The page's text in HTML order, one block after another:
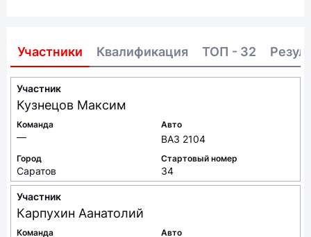
Участники Квалификация ТОП - 32
Участник
Кузнецов Максим
Команда
—
Авто
ВАЗ 2104
Город
Саратов
Стартовый номер
34
Участник
Карпухин Аанатолий
Команда Авто